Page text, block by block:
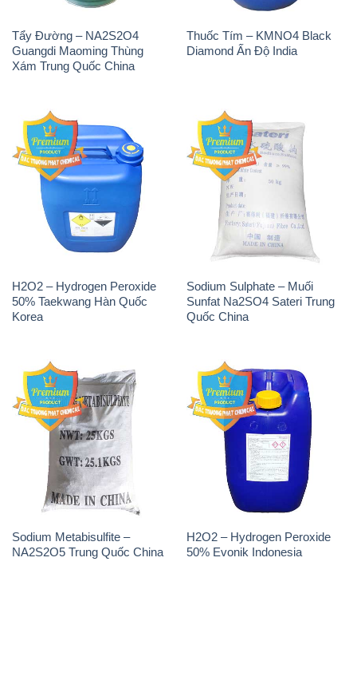
Tẩy Đường – NA2S2O4
Guangdi Maoming Thùng
Xám Trung Quốc China
Thuốc Tím – KMNO4 Black
Diamond Ấn Độ India
H2O2 – Hydrogen Peroxide
50% Taekwang Hàn Quốc
Korea
Sodium Sulphate – Muối
Sunfat Na2SO4 Sateri Trung
Quốc China
Sodium Metabisulfite –
NA2S2O5 Trung Quốc China
H2O2 – Hydrogen Peroxide
50% Evonik Indonesia